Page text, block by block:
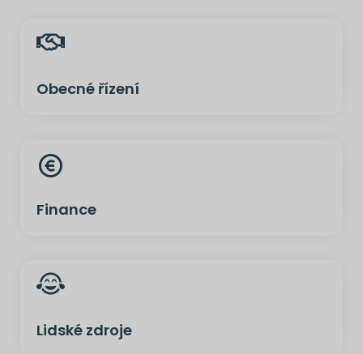
Obecné řízení
Finance
Lidské zdroje